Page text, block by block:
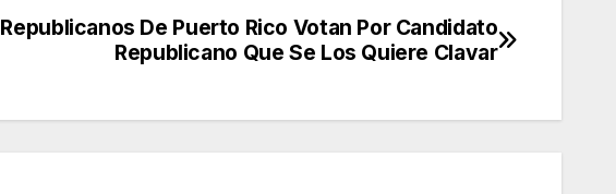
Republicanos De Puerto Rico Votan Por Candidato
Republicano Que Se Los Quiere Clavar